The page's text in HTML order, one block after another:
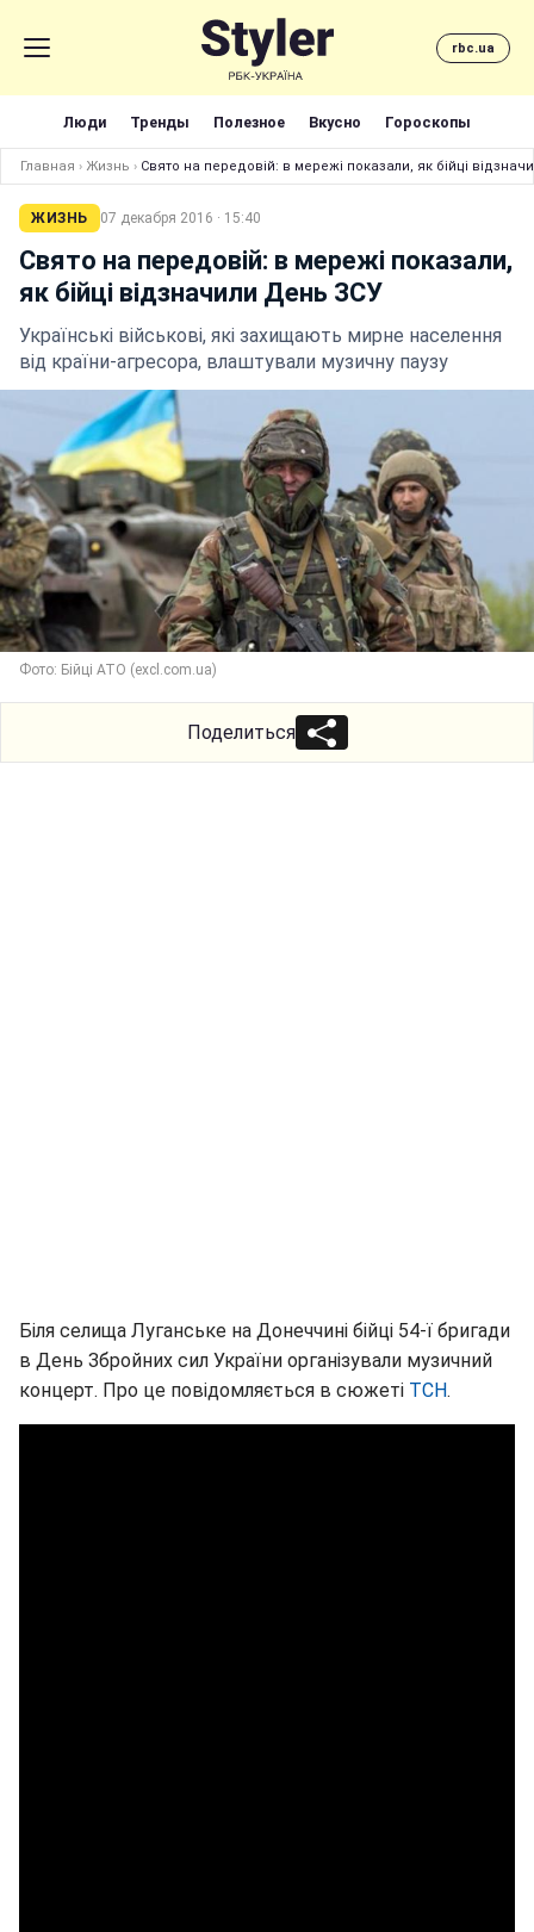
rbc.ua
Люди Тренды Полезное Вкусно Гороскопы
Главная › Жизнь › Свято на передовій: в мережі показали, як бійці
ЖИЗНЬ 07 декабря 2016 · 15:40
Свято на передовій: в мережі показали,
як бійці відзначили День ЗСУ
Українські військові, які захищають мирне населення
від країни-агресора, влаштували музичну паузу
Фото: Бійці АТО (excl.com.ua)
Поделиться
Біля селища Луганське на Донеччині бійці 54-ї бригади
в День Збройних сил України організували музичний
концерт. Про це повідомляється в сюжеті ТСН.